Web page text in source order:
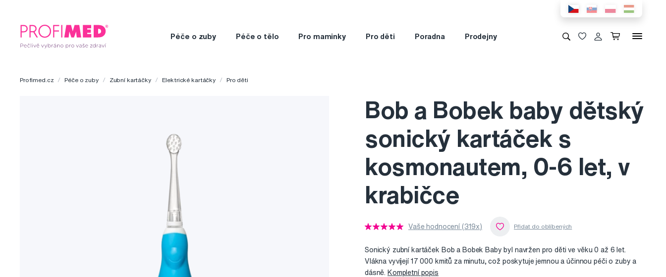
Péče o zuby Péče o tělo Pro maminky Pro děti Poradna Prodejny
Profimed.cz Péče o zuby Zubní kartáčky Elektrické kartáčky Pro děti
Bob a Bobek baby dětský
sonický kartáček s
kosmonautem, 0-6 let, v
krabičce
Vaše hodnocení (319x)
Sonický zubní kartáček Bob a Bobek Baby byl navržen pro děti ve věku 0 až 6 let.
Vlákna vyvíjejí 17 000 kmitů za minutu, což poskytuje jemnou a účinnou péči o zuby a
dásně. Kompletní popis